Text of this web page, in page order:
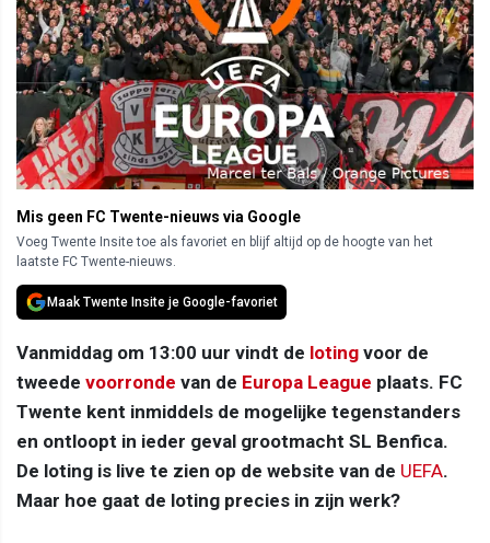
Mis geen FC Twente-nieuws via Google
Voeg Twente Insite toe als favoriet en blijf altijd op de hoogte van het
laatste FC Twente-nieuws.
Maak Twente Insite je Google-favoriet
Vanmiddag om 13:00 uur vindt de loting voor de
tweede voorronde van de Europa League plaats. FC
Twente kent inmiddels de mogelijke tegenstanders
en ontloopt in ieder geval grootmacht SL Benfica.
De loting is live te zien op de website van de UEFA.
Maar hoe gaat de loting precies in zijn werk?